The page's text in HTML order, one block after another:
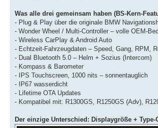
Was alle drei gemeinsam haben (BS-Kern-
- Plug & Play über die originale BMW
- Wonder Wheel / Multi-Controller – volle OEM-
- Wireless CarPlay & Android Auto
- Echtzeit-Fahrzeugdaten – Speed, Gang, RPM,
- Dual Bluetooth 5.0 – Helm + Sozius (Intercom)
- Kompass & Barometer
- IPS Touchscreen, 1000 nits – sonnentauglich
- IP67 wasserdicht
- Lifetime OTA Updates
- Kompatibel mit: R1300GS, R1250GS (Adv),
Der einzige Unterschied: Displaygröße +